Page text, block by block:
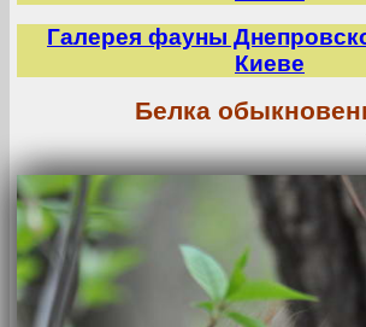
Галерея фауны
Киеве
Белка